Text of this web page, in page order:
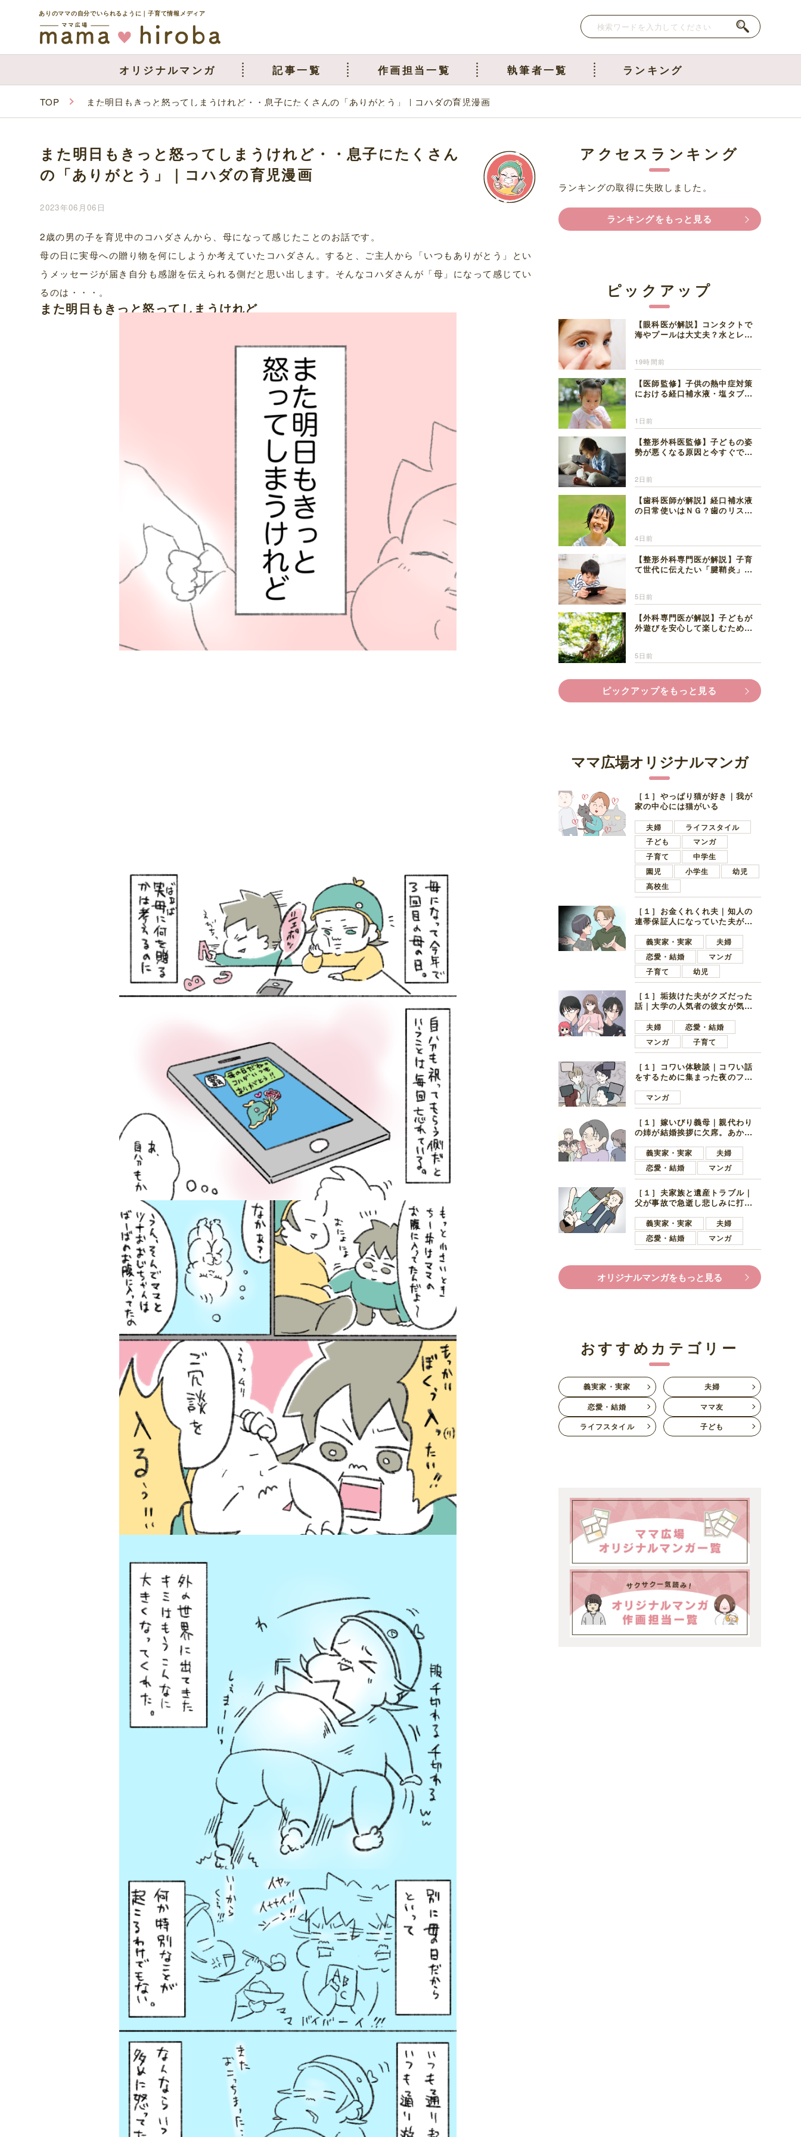
ありのママの自分でいられるように｜子育て情報メディア
オリジナルマンガ 記事一覧 作画担当一覧 執筆者一覧 ランキング
TOP また明日もきっと怒ってしまうけれど・・息子にたくさんの「ありがとう」｜コハダの育児漫画
また明日もきっと怒ってしまうけれど・・息子にたくさん
の「ありがとう」｜コハダの育児漫画
2023年06月06日
2歳の男の子を育児中のコハダさんから、母になって感じたことのお話です。
母の日に実母への贈り物を何にしようか考えていたコハダさん。すると、ご主人から「いつもありがとう」とい
うメッセージが届き自分も感謝を伝えられる側だと思い出します。そんなコハダさんが「母」になって感じてい
るのは・・・。
また明日もきっと怒ってしまうけれど
アクセスランキング
ランキングの取得に失敗しました。
ランキングをもっと見る
ピックアップ
【眼科医が解説】コンタクトで
海やプールは大丈夫？水とレン
19時間前
【医師監修】子供の熱中症対策
における経口補水液・塩タブレ
1日前
【整形外科医監修】子どもの姿
勢が悪くなる原因と今すぐでき
2日前
【歯科医師が解説】経口補水液
の日常使いはＮＧ？歯のリスク
4日前
【整形外科専門医が解説】子育
て世代に伝えたい「腱鞘炎」の
5日前
【外科専門医が解説】子どもが
外遊びを安心して楽しむため
5日前
ピックアップをもっと見る
ママ広場オリジナルマンガ
［１］やっぱり猫が好き｜我が
家の中心には猫がいる
夫婦
ライフスタイル
子ども
マンガ
子育て
中学生
園児
小学生
幼児
高校生
［１］お金くれくれ夫｜知人の
連帯保証人になっていた夫が家
言ってきた
義実家・実家
夫婦
恋愛・結婚
マンガ
子育て
幼児
［１］垢抜けた夫がクズだった
話｜大学の人気者の彼女が気に
子学生
夫婦
恋愛・結婚
マンガ
子育て
［１］コワい体験談｜コワい話
をするために集まった夜のファ
好きの男の子ママ
マンガ
［１］嫁いびり義母｜親代わり
の姉が結婚挨拶に欠席。あから
義実家・実家
夫婦
恋愛・結婚
マンガ
［１］夫家族と遺産トラブル｜
父が事故で急逝し悲しみに打ち
ます夫
義実家・実家
夫婦
恋愛・結婚
マンガ
オリジナルマンガをもっと見る
おすすめカテゴリー
義実家・実家
夫婦
恋愛・結婚
ママ友
ライフスタイル
子ども